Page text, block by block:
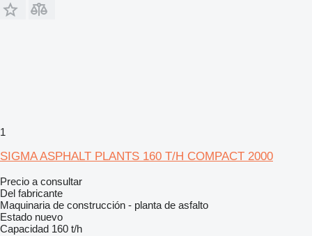
1
SIGMA ASPHALT PLANTS 160 T/H COMPACT 2000
Precio a consultar
Del fabricante
Maquinaria de construcción - planta de asfalto
Estado nuevo
Capacidad 160 t/h